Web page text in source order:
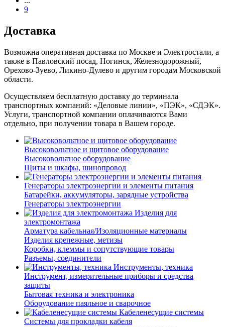
9
Доставка
Возможна оперативная доставка по Москве и Электростали, а
также в Павловский посад, Ногинск, Железнодорожный,
Орехово-Зуево, Ликино-Дулево и другим городам Московской
области.
Осуществляем бесплатную доставку до терминала
транспортных компаний: «Деловые линии», «ПЭК», «СДЭК».
Услуги, транспортной компании оплачиваются Вами
отдельно, при получении товара в Вашем городе.
Высоковольтное и щитовое оборудование
Высоковольтное оборудование
Щиты и шкафы, шинопровод
Генераторы электроэнергии и элементы питания
Батарейки, аккумуляторы, зарядные устройства
Генераторы электроэнергии
Изделия для
электромонтажа
Арматура кабельная/Изоляционные материалы
Изделия крепежные, метизы
Коробки, клеммы и сопутствующие товары
Разъемы, соединители
Инструменты, техника
Инструмент, измерительные приборы и средства
защиты
Бытовая техника и электроника
Оборудование паяльное и сварочное
Кабеленесущие системы
Системы для прокладки кабеля